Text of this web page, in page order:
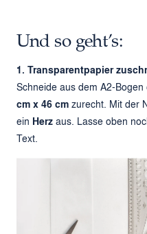
Und so geht’s:
1. Transparentpapier
Schneide aus dem A2-
cm x 46 cm zurecht. Mit der
ein Herz aus. Lasse oben
Text.